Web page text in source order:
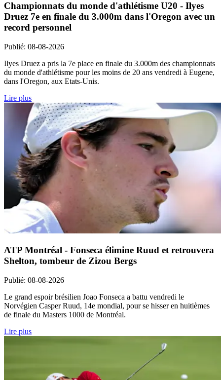
Championnats du monde d'athlétisme U20 - Ilyes
Druez 7e en finale du 3.000m dans l'Oregon avec un
record personnel
Publié: 08-08-2026
Ilyes Druez a pris la 7e place en finale du 3.000m des championnats
du monde d'athlétisme pour les moins de 20 ans vendredi à Eugene,
dans l'Oregon, aux Etats-Unis.
Lire plus
ATP Montréal - Fonseca élimine Ruud et retrouvera
Shelton, tombeur de Zizou Bergs
Publié: 08-08-2026
Le grand espoir brésilien Joao Fonseca a battu vendredi le
Norvégien Casper Ruud, 14e mondial, pour se hisser en huitièmes
de finale du Masters 1000 de Montréal.
Lire plus